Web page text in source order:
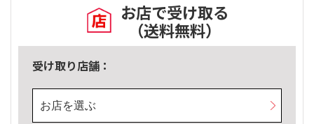
お店で受け取る
（送料無料）
受け取り店舗：
お店を選ぶ